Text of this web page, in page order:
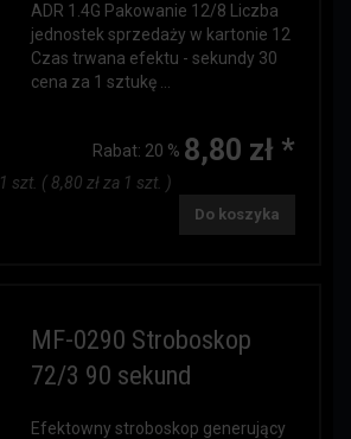
ADR 1.4G Pakowanie 12/8 Liczba
jednostek sprzedaży w kartonie 12
Czas trwana efektu - sekundy 30
cena za 1 sztukę ...
Rabat: 20 % 8,80 zł *
1 szt. ( 8,80 zł za 1 szt. )
Do koszyka
MF-0290 Stroboskop
72/3 90 sekund
Efektowny stroboskop generujący